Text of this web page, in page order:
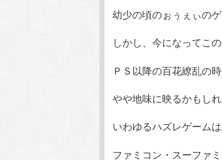
幼少の頃のぉぅぇぃの
しかし、今になってこ
ＰＳ以降の百花繚乱の
やや地味に映るかもし
いわゆるハズレゲーム
ファミコン・スーファ